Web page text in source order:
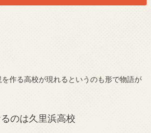
作る高校が現れるというのも形で物語が
のは久里浜高校